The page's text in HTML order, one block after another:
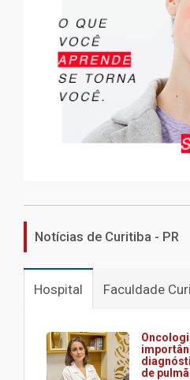
Notícias de Curitiba - PR
Hospital Faculdade
de